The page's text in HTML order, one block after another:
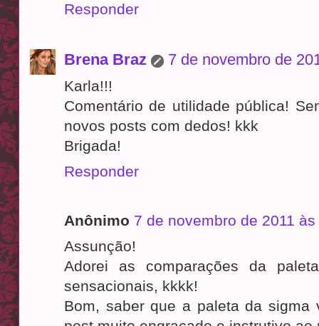
Responder
Brena Braz 7 de novembro de
Karla!!!
Comentário de utilidade pública!
novos posts com dedos! kkk
Brigada!
Responder
Anônimo 7 de novembro de 2011
Assunção!
Adorei as comparações da
sensacionais, kkkk!
Bom, saber que a paleta da